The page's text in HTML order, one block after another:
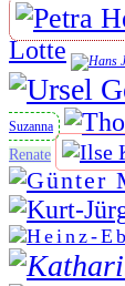
Lotte
Suzanna
Renate